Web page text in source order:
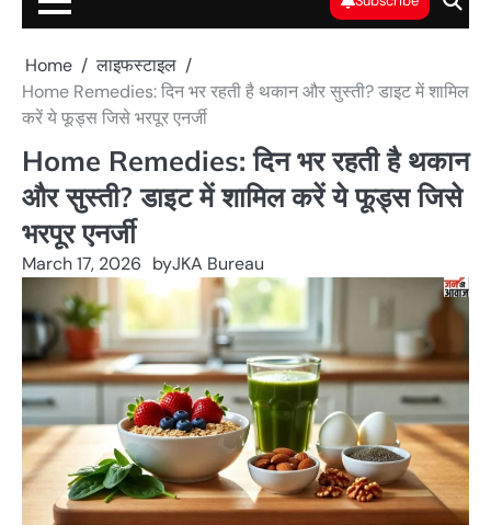
Home
लाइफस्टाइल
Home Remedies: दिन भर रहती है थकान और सुस्ती? डाइट में शामिल
करें ये फूड्स जिसे भरपूर एनर्जी
Home Remedies: दिन भर रहती है थकान
और सुस्ती? डाइट में शामिल करें ये फूड्स जिसे
भरपूर एनर्जी
March 17, 2026 byJKA Bureau